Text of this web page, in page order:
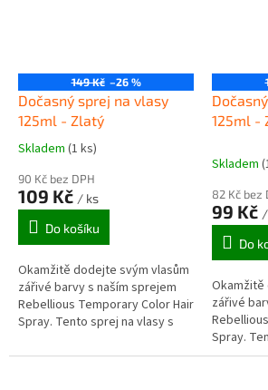
149 Kč –26 %
Dočasný sprej na vlasy
125ml - Zlatý
Průměrné
produktu
je
5,0
hvězdiček.
Skladem (1 ks)
90 Kč bez DPH
109 Kč / ks
Do košíku
Okamžitě dodejte svým vlasům
zářivé barvy s naším sprejem
Rebellious Temporary Color Hair
Spray. Tento sprej na vlasy s
změnu barvy vlasů pro...
125ml -
Skladem
82 Kč bez
99 Kč
Do
Okamžitě
zářivé
Spray.
nízkým